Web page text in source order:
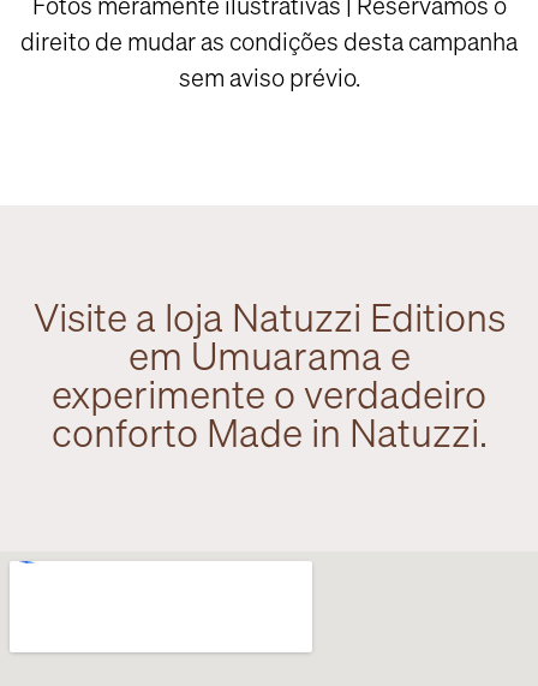
Fotos meramente ilustrativas | Reservamos o
direito de mudar as condições desta campanha
sem aviso prévio.
Visite a loja Natuzzi Editions
em Umuarama e
experimente o verdadeiro
conforto Made in Natuzzi.